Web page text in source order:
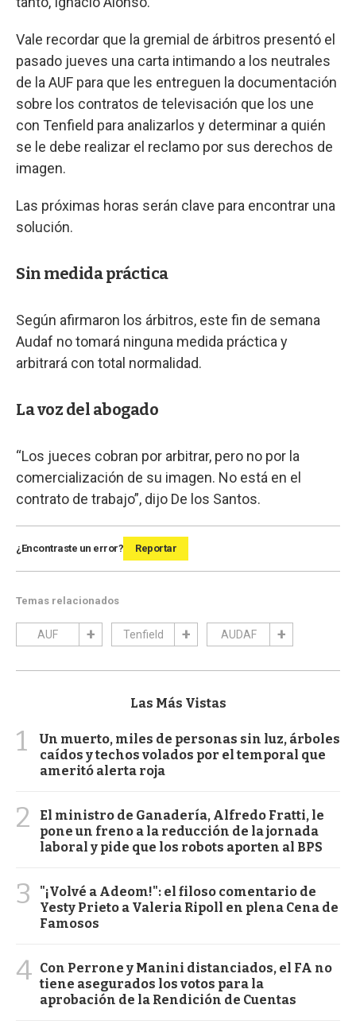
Vale recordar que la gremial de árbitros presentó el
pasado jueves una carta intimando a los neutrales
de la AUF para que les entreguen la documentación
sobre los contratos de televisación que los une
con Tenfield para analizarlos y determinar a quién
se le debe realizar el reclamo por sus derechos de
imagen.
Las próximas horas serán clave para encontrar una
solución.
Sin medida práctica
Según afirmaron los árbitros, este fin de semana
Audaf no tomará ninguna medida práctica y
arbitrará con total normalidad.
La voz del abogado
“Los jueces cobran por arbitrar, pero no por la
comercialización de su imagen. No está en el
contrato de trabajo”, dijo De los Santos.
¿Encontraste un error? Reportar
Temas relacionados
AUF Tenfield AUDAF
Las Más Vistas
1
Un muerto, miles de personas sin luz, árboles
caídos y techos volados por el temporal que
ameritó alerta roja
2
El ministro de Ganadería, Alfredo Fratti, le
pone un freno a la reducción de la jornada
laboral y pide que los robots aporten al BPS
3
"¡Volvé a Adeom!": el filoso comentario de
Yesty Prieto a Valeria Ripoll en plena Cena de
Famosos
4 Con Perrone y Manini distanciados, el FA no
tiene asegurados los votos para la
aprobación de la Rendición de Cuentas